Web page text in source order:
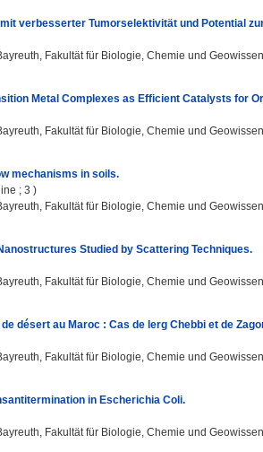
verbesserter Tumorselektivität und Potential
Fakultät für Biologie, Chemie und
Metal Complexes as Efficient Catalysts for
Fakultät für Biologie, Chemie und
mechanisms in soils.
; 3 )
Fakultät für Biologie, Chemie und
Studied by Scattering Techniques.
Fakultät für Biologie, Chemie und
désert au Maroc : Cas de lerg Chebbi et de
Fakultät für Biologie, Chemie und
in Escherichia Coli.
Fakultät für Biologie, Chemie und